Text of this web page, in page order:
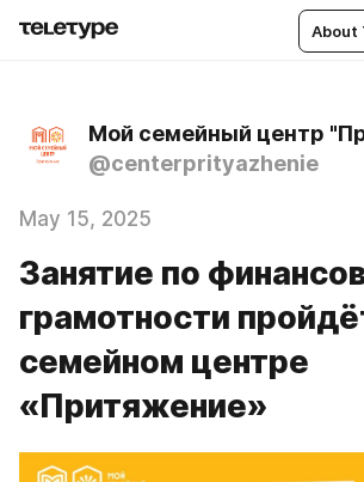
About
Мой семейный центр
@centerprityazhenie
May 15, 2025
Занятие по
грамотности
семейном центре
«Притяжение»